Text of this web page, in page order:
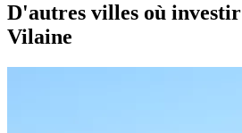
D'autres villes où investir
Vilaine